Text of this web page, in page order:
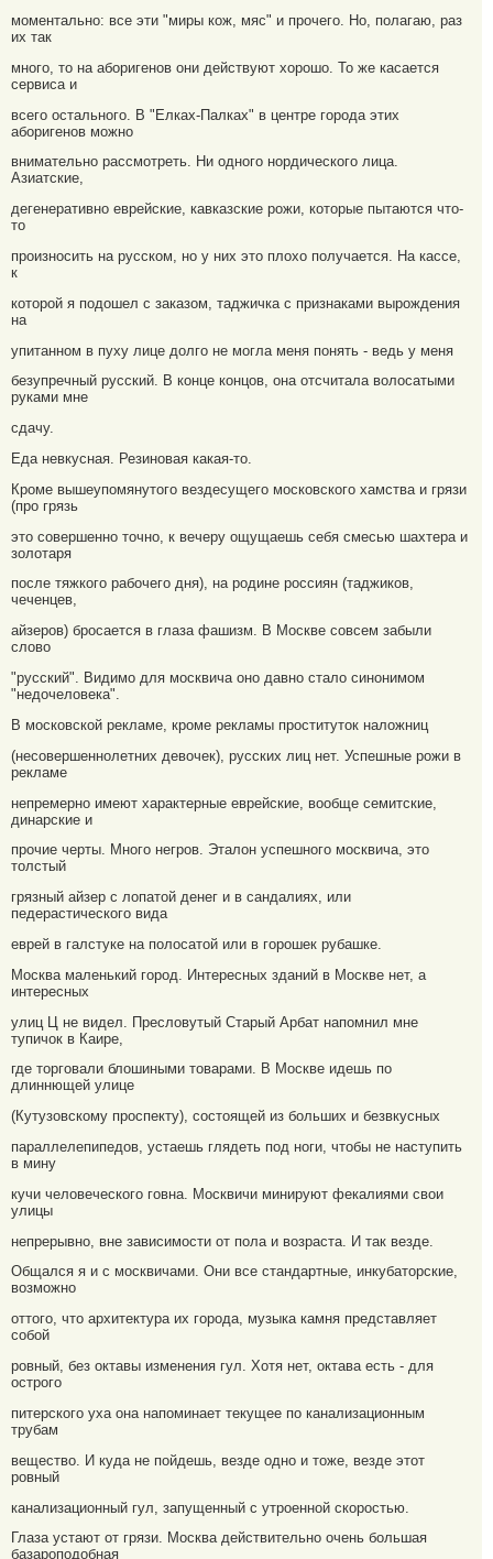
моментально: все эти "миры кож, мяс" и прочего. Но, полагаю, раз
их так
много, то на аборигенов они действуют хорошо. То же касается
сервиса и
всего остального. В "Елках-Палках" в центре города этих
аборигенов можно
внимательно рассмотреть. Ни одного нордического лица.
Азиатские,
дегенеративно еврейские, кавказские рожи, которые пытаются что-
то
произносить на русском, но у них это плохо получается. На кассе,
к
которой я подошел с заказом, таджичка c признаками вырождения
на
упитанном в пуху лице долго не могла меня понять - ведь у меня
безупречный русский. В конце концов, она отсчитала волосатыми
руками мне
сдачу.
Еда невкусная. Резиновая какая-то.
Кроме вышеупомянутого вездесущего московского хамства и грязи
(про грязь
это совершенно точно, к вечеру ощущаешь себя смесью шахтера и
золотаря
после тяжкого рабочего дня), на родине россиян (таджиков,
чеченцев,
айзеров) бросается в глаза фашизм. В Москве совсем забыли
слово
"русский". Видимо для москвича оно давно стало синонимом
"недочеловека".
В московской рекламе, кроме рекламы проституток наложниц
(несовершеннолетних девочек), русских лиц нет. Успешные рожи в
рекламе
непремерно имеют характерные еврейские, вообще семитские,
динарские и
прочие черты. Много негров. Эталон успешного москвича, это
толстый
грязный айзер с лопатой денег и в сандалиях, или
педерастического вида
еврей в галстуке на полосатой или в горошек рубашке.
Москва маленький город. Интересных зданий в Москве нет, а
интересных
улиц Ц не видел. Пресловутый Старый Арбат напомнил мне
тупичок в Каире,
где торговали блошиными товарами. В Москве идешь по
длиннющей улице
(Кутузовскому проспекту), состоящей из больших и безвкусных
параллелепипедов, устаешь глядеть под ноги, чтобы не наступить
в мину
кучи человеческого говна. Москвичи минируют фекалиями свои
улицы
непрерывно, вне зависимости от пола и возраста. И так везде.
Общался я и с москвичами. Они все стандартные, инкубаторские,
возможно
оттого, что архитектура их города, музыка камня представляет
собой
ровный, без октавы изменения гул. Хотя нет, октава есть - для
острого
питерского уха она напоминает текущее по канализационным
трубам
вещество. И куда не пойдешь, везде одно и тоже, везде этот
ровный
канализационный гул, запущенный с утроенной скоростью.
Глаза устают от грязи. Москва действительно очень большая
базароподобная